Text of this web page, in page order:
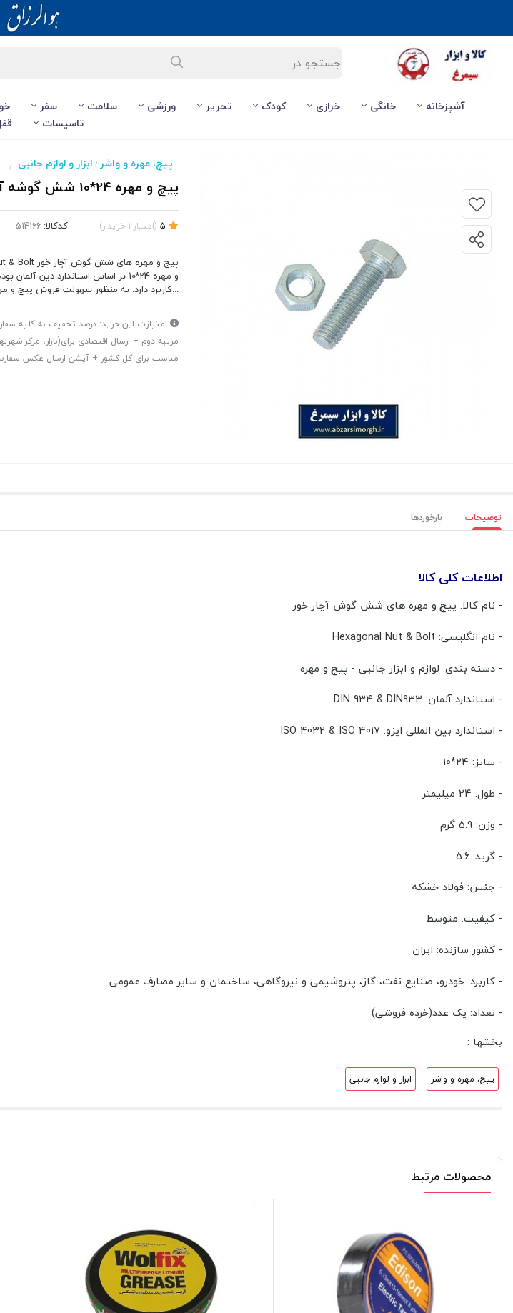
آشپزخانه خانگی خرازی کودک تحریر ورزشی سلامت سفر
تاسیسات
پیچ، مهره و واشر/ ابزار و لوازم جانبی /
پیچ و مهره 24*10 شش گوشه آچار خور SPM-002
(امتیاز 1 خریدار) کدکالا:
و مهره 24*10 بر اساس استاندارد
...کاربرد دارد. به منظور سهولت فروش پیچ و
مناسب برای کل کشور + آپشن ارسال عکس
توضیحات بازخوردها
اطلاعات کلی کالا
- نام کالا: پیچ و مهره های شش گوش آچار خور
- نام انگلیسی: Hexagonal Nut & Bolt
- دسته بندی: لوازم و ابزار جانبی - پیچ و مهره
- استاندارد آلمان: DIN 934 & DIN933
- استاندارد بین المللی ایزو: ISO 4032 & ISO 4017
- سایز: 24
*10
- طول: 24 میلیمتر
- وزن: 5.9 گرم
- گرید: 5.6
- جنس: فولاد خشکه
- کیفیت: متوسط
- کشور سازنده: ایران
- کاربرد: خودرو، صنایع نفت، گاز، پتروشیمی و نیروگاهی، ساختمان و سایر مصارف عمومی
- تعداد: یک عدد(خرده فروشی)
بخشها :
پیچ، مهره و واشر ابزار و لوازم جانبی
محصولات مرتبط